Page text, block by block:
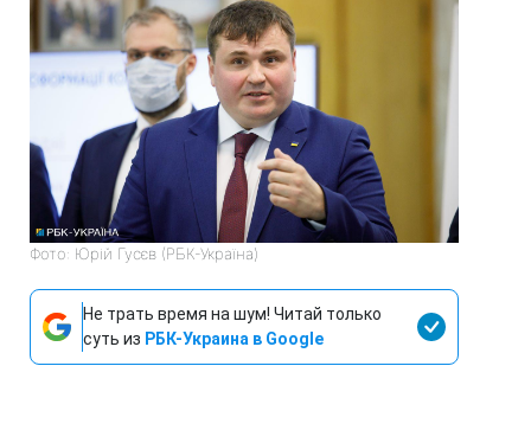
Фото: Юрій Гусєв (РБК-Україна)
Не трать время на шум! Читай только
суть из РБК-Украина в Google